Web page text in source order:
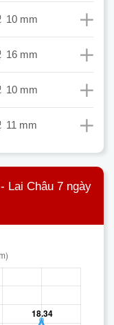
10 mm
16 mm
10 mm
11 mm
Lai Châu 7 ngày